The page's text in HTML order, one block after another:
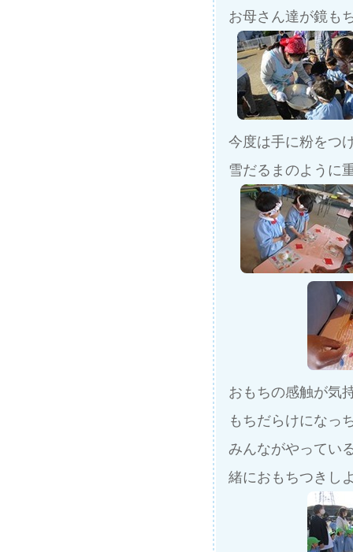
お母さん達が鏡も
今度は手に粉をつ
雪だるまのように
おもちの感触が気
もちだらけになっ
みんながやってい
緒におもちつきし